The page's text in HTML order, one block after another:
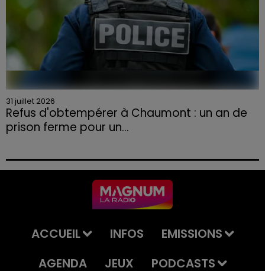
31 juillet 2026
Refus d'obtempérer à Chaumont : un an de
prison ferme pour un...
permis et la confiscation de son véhicule.
ACCUEIL INFOS
EMISSIONS
AGENDA
JEUX PODCASTS